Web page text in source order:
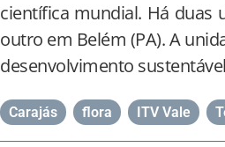
científica mundial. Há duas
outro em Belém (PA). A
desenvolvimento
Carajás flora ITV Vale